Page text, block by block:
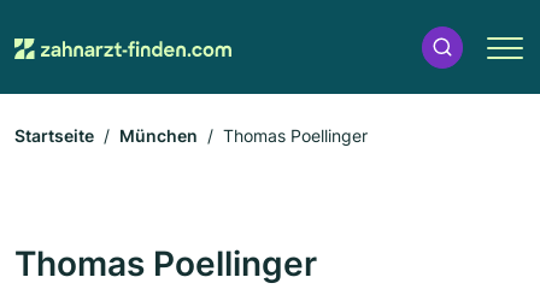
Startseite München Thomas Poellinger
Thomas Poellinger